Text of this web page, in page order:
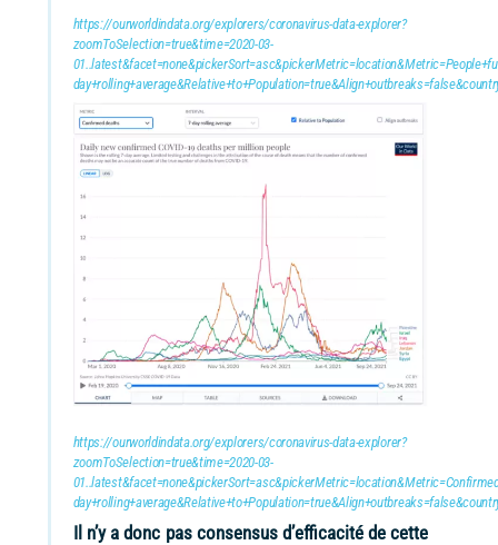
https://ourworldindata.org/explorers/coronavirus-data-explorer?
zoomToSelection=true&time=2020-03-
https://ourworldindata.org/explorers/coronavirus-data-explorer?
zoomToSelection=true&time=2020-03-
Il n’y a donc pas consensus d’efficacité de cette